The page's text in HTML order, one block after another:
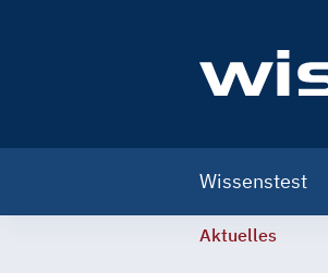
navigation
Wissenstest
Aktuelles